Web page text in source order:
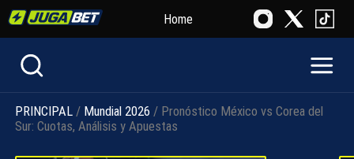
Home
PRINCIPAL / Mundial 2026 / Pronóstico México vs Corea del
Sur: Cuotas, Análisis y Apuestas